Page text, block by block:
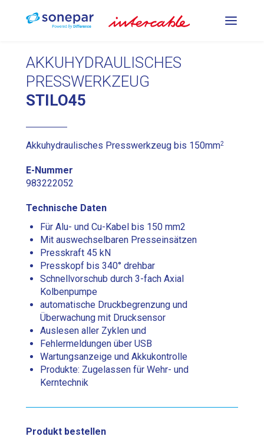
PRESSWERKZEUGE
STANZ- UND
SCHNEIDEWERKZEUGE
DE FR IT
AKKUHYDRAULISCHES
PRESSWERKZEUG
STILO45
Akkuhydraulisches Presswerkzeug bis 150mm2
E-Nummer
983222052
Technische Daten
Für Alu- und Cu-Kabel bis 150 mm2
Mit auswechselbaren Presseinsätzen
Presskraft 45 kN
Presskopf bis 340° drehbar
Schnellvorschub durch 3-fach Axial
Kolbenpumpe
automatische Druckbegrenzung und
Überwachung mit Drucksensor
Auslesen aller Zyklen und
Fehlermeldungen über USB
Wartungsanzeige und Akkukontrolle
Produkte: Zugelassen für Wehr- und
Kerntechnik
Produkt bestellen